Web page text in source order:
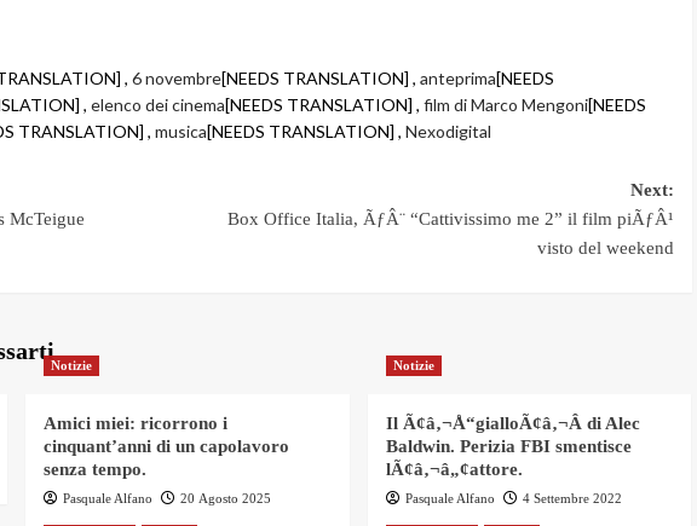
, 6 novembre[NEEDS TRANSLATION] , anteprima[NEEDS
, elenco dei cinema[NEEDS TRANSLATION] , film di Marco Mengoni[NEEDS
TRANSLATION] , musica[NEEDS TRANSLATION] , Nexodigital
McTeigue
Next:
Box Office Italia, ÃƒÂ¨ “Cattivissimo me 2” il film piÃƒÂ¹
visto del weekend
Notizie
Amici miei: ricorrono i
cinquant’anni di un capolavoro
senza tempo.
Pasquale Alfano 20 Agosto 2025
Notizie
Il Ã¢â‚¬Å“gialloÃ¢â‚¬Â di Alec
Baldwin. Perizia FBI smentisce
lÃ¢â‚¬â„¢attore.
Pasquale Alfano 4 Settembre 2022